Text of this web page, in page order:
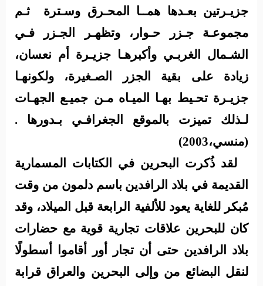
جزيـرتين بعـدها همــا المحـرق وسـترة
ثـم
مجموعـة جـزر حـوار، وتظهـر الجـزر فـي
الشـمال الغربـي وأكبرهـا جزيـرة أم نعسان،
زيادة على بقية الجزر الصـغيرة، ولكونهـا
جزيـرة تحـيط بهـا الميـاه مـن جميـع الجهـات
لـذلك تميزت بالموقع الجغرافـي بـدورها .
(منسي،2003)
لقد ذُكرت البحرين في الكتابات المسمارية
القديمة في بلاد الرافدين باسم دلمون من وقت
مُبكر للغاية يعود للألفية الرابعة قبل الميلاد، وقد
كان للبحرين علاقات تجارية قوية مع حضارات
بلاد الرافدين حتى أن تجار أور أقاموا أسطولًا
لنقل البضائع من وإلى البحرين والعراق قرابة